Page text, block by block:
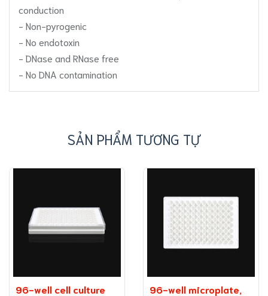
conduction
- Non-pyrogenic
- No endotoxin
- DNase and RNase free
- No DNA contamination
SẢN PHẨM TƯƠNG TỰ
96-well cell culture
96-well microplate,